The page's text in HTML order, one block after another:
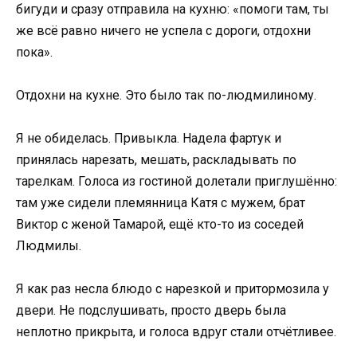
бигуди и сразу отправила на кухню: «помоги там, ты
же всё равно ничего не успела с дороги, отдохни
пока».
Отдохни на кухне. Это было так по-людмилиному.
Я не обиделась. Привыкла. Надела фартук и
принялась нарезать, мешать, раскладывать по
тарелкам. Голоса из гостиной долетали приглушённо:
там уже сидели племянница Катя с мужем, брат
Виктор с женой Тамарой, ещё кто-то из соседей
Людмилы.
Я как раз несла блюдо с нарезкой и притормозила у
двери. Не подслушивать, просто дверь была
неплотно прикрыта, и голоса вдруг стали отчётливее.